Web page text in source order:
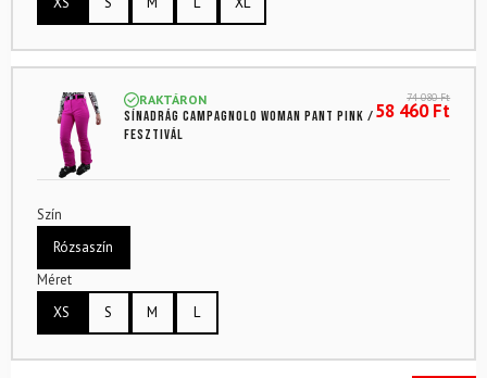
RAKTÁRON
Sínadrág CAMPAGNOLO Woman Pant Pink /
Fesztivál
74 080Ft
58 460Ft
Szín
Rózsaszín
Méret
XS
S M L